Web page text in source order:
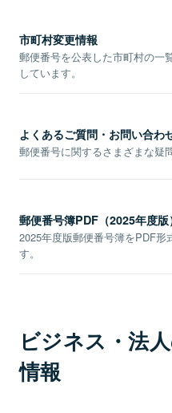
市町村変更情報
郵便番号を公表した市町村の一
しています。
よくあるご質問・お問い合わ
郵便番号に関するさまざまな疑
郵便番号簿PDF（2025年度版
2025年度版郵便番号簿をPDF形
す。
ビジネス・法
情報